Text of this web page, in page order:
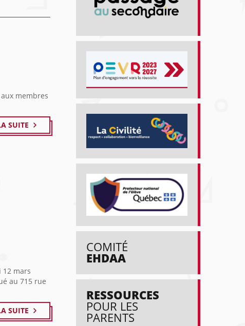
COMITÉ
EHDAA
RESSOURCES
POUR LES
PARENTS
aux membres
SUITE
12 mars
au 715 rue
SUITE